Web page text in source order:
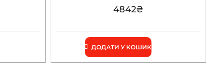
4842₴
ДОДАТИ У КОШИК